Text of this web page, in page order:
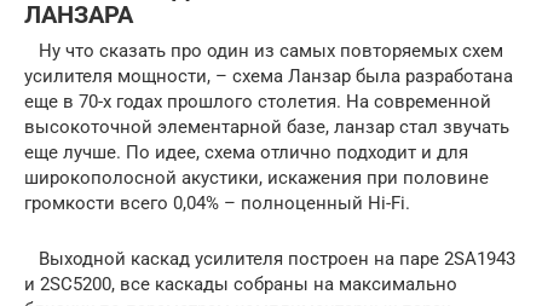
ЛАНЗАРА
Ну что сказать про один из самых повторяемых схем
усилителя мощности, – схема Ланзар была разработана
еще в 70-х годах прошлого столетия. На современной
высокоточной элементарной базе, ланзар стал звучать
еще лучше. По идее, схема отлично подходит и для
широкополосной акустики, искажения при половине
громкости всего 0,04% – полноценный Hi-Fi.
Выходной каскад усилителя построен на паре 2SA1943
и 2SC5200, все каскады собраны на максимально